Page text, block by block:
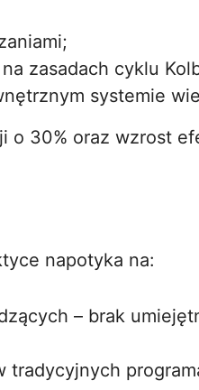
zasadach cyklu
systemie
o 30% oraz wzrost
napotyka na:
– brak